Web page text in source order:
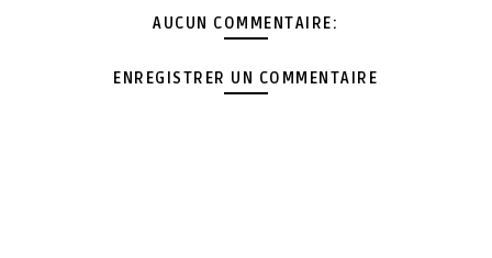
AUCUN COMMENTAIRE:
ENREGISTRER UN COMMENTAIRE